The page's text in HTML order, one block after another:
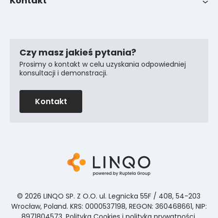
© 2026 LINQO SP. Z O.O. ul. Legnicka 55F / 408, 54-203
Wrocław, Poland. KRS: 0000537198, REGON: 360468661, NIP:
Czy masz jakieś pytania?
Prosimy o kontakt w celu uzyskania odpowiedniej
konsultacji i demonstracji.
Kontakt